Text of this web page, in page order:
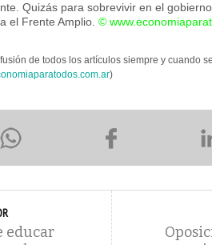
Quizás para sobrevivir en el
el Frente Amplio. ©
de todos los artículos siempre y cuando
)
educar